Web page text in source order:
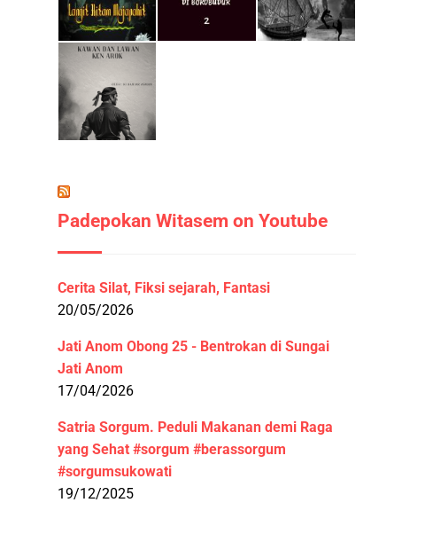
Padepokan Witasem on Youtube
Cerita Silat, Fiksi sejarah, Fantasi
20/05/2026
Jati Anom Obong 25 - Bentrokan di Sungai
Jati Anom
17/04/2026
Satria Sorgum. Peduli Makanan demi Raga
yang Sehat #sorgum #berassorgum
#sorgumsukowati
19/12/2025